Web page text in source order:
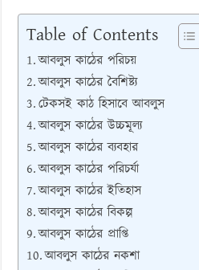
Table of Contents
আবলুস কাঠের পরিচয়
আবলুস কাঠের বৈশিষ্ট্য
টেকসই কাঠ হিসাবে আবলুস
আবলুস কাঠের উচ্চমূল্য
আবলুস কাঠের ব্যবহার
আবলুস কাঠের পরিচর্যা
আবলুস কাঠের ইতিহাস
আবলুস কাঠের বিকল্প
আবলুস কাঠের প্রাপ্তি
আবলুস কাঠের নকশা